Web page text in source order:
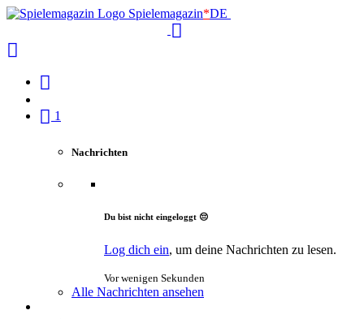
Spielemagazin*DE
1
Nachrichten
Du bist nicht eingeloggt 😔
Log dich ein, um deine Nachrichten zu lesen.
Vor wenigen Sekunden
Alle Nachrichten ansehen